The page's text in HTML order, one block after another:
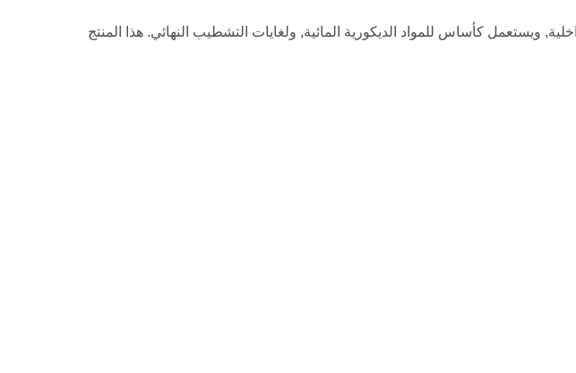
ويستعمل كأساس للمواد الديكورية المائية, ولغايات التشطيب النهائي. هذا المنتج